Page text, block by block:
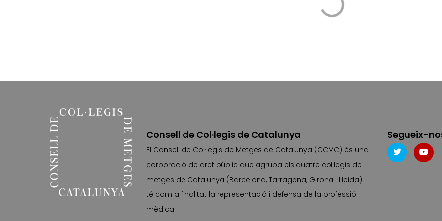
Consell de Col·legis de Catalunya
El Consell de Col·legis de Metges de Catalunya (CCMC) és una
corporació de dret públic que agrupa els quatre col·legis de
metges de Catalunya (Barcelona, Tarragona, Girona i Lleida) i
té com a finalitat la representació i defensa de la professió
mèdica.
Segueix-